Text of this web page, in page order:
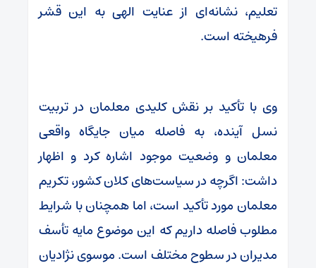
تعلیم، نشانه‌ای از عنایت الهی به این قشر
فرهیخته است.
وی با تأکید بر نقش کلیدی معلمان در تربیت
نسل آینده، به فاصله میان جایگاه واقعی
معلمان و وضعیت موجود اشاره کرد و اظهار
داشت: اگرچه در سیاست‌های کلان کشور، تکریم
معلمان مورد تأکید است، اما همچنان با شرایط
مطلوب فاصله داریم که این موضوع مایه تأسف
مدیران در سطوح مختلف است. موسوی نژادیان